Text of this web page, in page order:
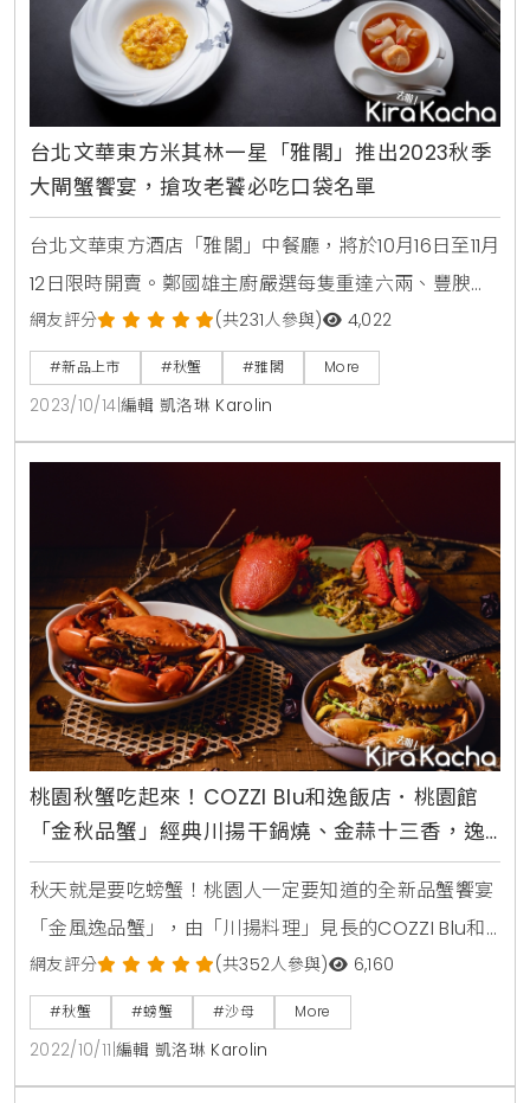
台北文華東方米其林一星「雅閣」推出2023秋季
大閘蟹饗宴，搶攻老饕必吃口袋名單
台北文華東方酒店「雅閣」中餐廳，將於10月16日至11月
12日限時開賣。鄭國雄主廚嚴選每隻重達六兩、豐腴肥
美的台灣在地養殖優質大閘蟹，精心設計了以大閘蟹蟹
肉與蟹黃入饌的套餐，包括灌湯蟹粉小籠包、鮮蟹粉燴
脆皮釀花膠等多道甘腴豐美的佳餚，每一口都能品嘗到
大閘蟹蟹肉的甘甜細緻、蟹黃的香濃馥郁，感受秋日最
鮮美的滋味。鄭國雄主廚嚴選每隻重達六兩、豐腴肥美
的台灣在地養殖優質大閘蟹，特別設計「雅閣」大閘蟹
網友評分 (共231人參與) 4,022
#新品上市 #秋蟹 #雅閣 More
2023/10/14 編輯 凱洛琳 Karolin
桃園秋蟹吃起來！COZZI Blu和逸飯店．桃園館
「金秋品蟹」經典川揚干鍋燒、金蒜十三香，逸
薈軒限定開吃
秋天就是要吃螃蟹！桃園人一定要知道的全新品蟹饗宴
「金風逸品蟹」，由「川揚料理」見長的COZZI Blu和
逸飯店．桃園館「逸薈軒」主廚團隊精心打造。自10月
15日起至12月31日止限期販售，供饕客自由選擇喜愛的
三款活蟹與其限定推出的料理手法，旭蟹售價1180元、
沙公2180元、沙母2280元，以單隻計價，須另加一成
網友評分 (共352人參與) 6,160
#秋蟹 #螃蟹 #沙母 More
2022/10/11 編輯 凱洛琳 Karolin